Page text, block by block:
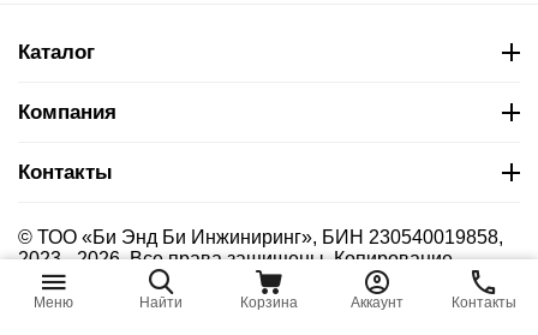
Каталог
Компания
Контакты
© ТОО «Би Энд Би Инжиниринг», БИН 230540019858,
2023 - 2026. Все права защищены. Копирование
материалов сайта без указания страницы-источника
запрещено.
Меню Найти Корзина Аккаунт Контакты